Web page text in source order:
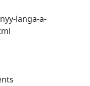
langa-a-